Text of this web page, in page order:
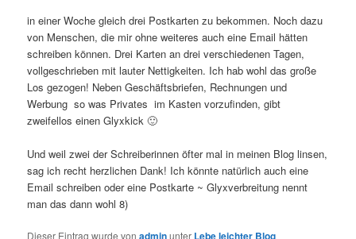
in einer Woche gleich drei Postkarten zu bekommen. Noch dazu
von Menschen, die mir ohne weiteres auch eine Email hätten
schreiben können. Drei Karten an drei verschiedenen Tagen,
vollgeschrieben mit lauter Nettigkeiten. Ich hab wohl das große
Los gezogen! Neben Geschäftsbriefen, Rechnungen und
Werbung so was Privates im Kasten vorzufinden, gibt
zweifellos einen Glyxkick 🙂
Und weil zwei der Schreiberinnen öfter mal in meinen Blog linsen,
sag ich recht herzlichen Dank! Ich könnte natürlich auch eine
Email schreiben oder eine Postkarte ~ Glyxverbreitung nennt
man das dann wohl 8)
Dieser Eintrag wurde vonadminunter Lebe leichter Blog